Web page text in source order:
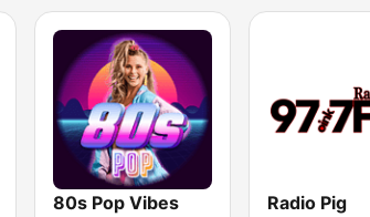
80s Pop Vibes Radio Pig